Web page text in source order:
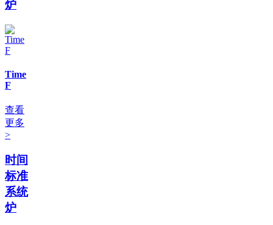
炉
Time
F
查看
更多
>
时间
标准
系统
炉